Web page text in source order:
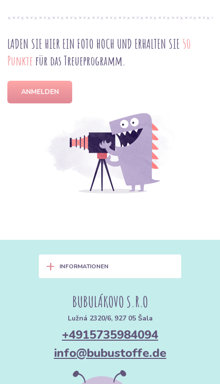
LADEN SIE HIER EIN FOTO HOCH UND ERHALTEN SIE 50
Punkte für das Treueprogramm.
ANMELDEN
+ INFORMATIONEN
BUBULÁKOVO S.R.O
Lužná 2320/6, 927 05 Šala
+4915735984094
info@bubustoffe.de